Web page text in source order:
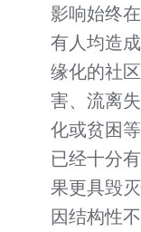
影响始终
有人均造
缘化的社
害、流离
化或贫困
已经十分
果更具毁
因结构性